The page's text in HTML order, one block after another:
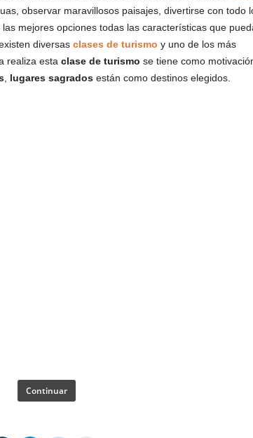
observar maravillosos paisajes, divertirse con todo
mejores opciones todas las características que
diversas clases de turismo y uno de los más
realiza esta clase de turismo se tiene como
, lugares sagradosestán como destinos elegidos.
Continuar